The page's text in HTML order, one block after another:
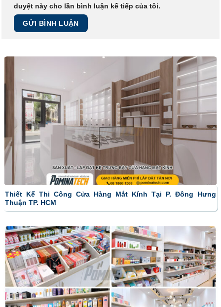
duyệt này cho lần bình luận kế tiếp của tôi.
Thiết Kế Thi Công Cửa Hàng Mắt Kính Tại P. Đông Hưng
Thuận TP. HCM